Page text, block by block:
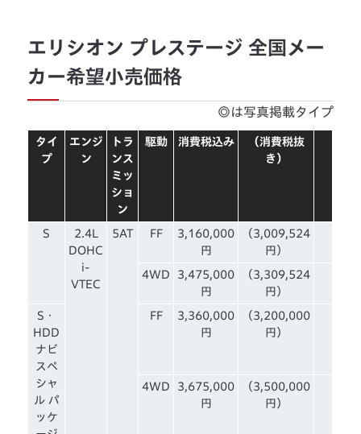
エリシオン プレステージ 全国メー
カー希望小売価格
◎は写真掲載タイプ
タイ
プ
エンジ
ン
トラ
ンス
ミッ
ショ
ン
駆動 消費税込み
（消費税抜
き）
S
2.4L
DOHC
i-
VTEC
5AT FF
3,160,000
円
（3,009,524
円）
4WD
3,475,000
円
（3,309,524
円）
S・
HDD
ナビ
スペ
シャ
ル パ
ッケ
FF
3,360,000
円
（3,200,000
円）
4WD
3,675,000
円
（3,500,000
円）